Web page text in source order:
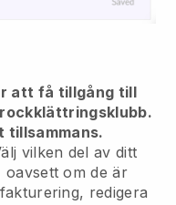
att få tillgång till
tillsammans.
vilken del av ditt
oavsett om de är
redigera